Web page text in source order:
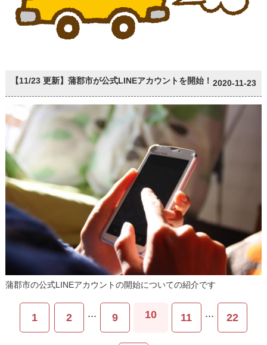
【11/23 更新】蒲郡市が公式LINEアカウントを開始！ 2020-11-23
蒲郡市の公式LINEアカウントの開始についての紹介です
1 2 ... 9 10 11 ... 22